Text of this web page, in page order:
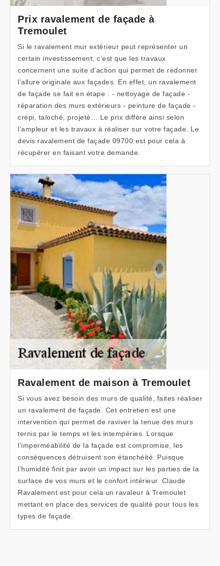
Prix ravalement de façade à
Tremoulet
Si le ravalement mur extérieur peut représenter un
certain investissement, c’est que les travaux
concernent une suite d’action qui permet de redonner
l’allure originale aux façades. En effet, un ravalement
de façade se fait en étape : - nettoyage de façade -
réparation des murs extérieurs - peinture de façade -
crépi, taloché, projeté… Le prix diffère ainsi selon
l’ampleur et les travaux à réaliser sur votre façade. Le
devis ravalement de façade 09700 est pour cela à
récupérer en faisant votre demande.
Ravalement de maison à Tremoulet
Si vous avez besoin des murs de qualité, faites réaliser
un ravalement de façade. Cet entretien est une
intervention qui permet de raviver la tenue des murs
ternis par le temps et les intempéries. Lorsque
l’imperméabilité de la façade est compromise, les
conséquences détruisent son étanchéité. Puisque
l’humidité finit par avoir un impact sur les parties de la
surface de vos murs et le confort intérieur. Claude
Ravalement est pour cela un ravaleur à Tremoulet
mettant en place des services de qualité pour tous les
types de façade.